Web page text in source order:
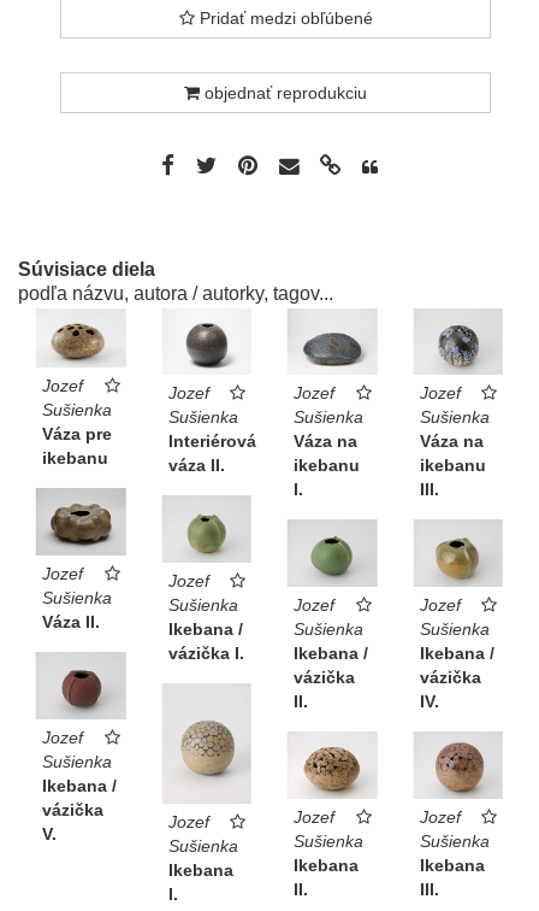
Pridať medzi obľúbené
objednať reprodukciu
Súvisiace diela
podľa názvu, autora / autorky, tagov...
Jozef
Sušienka
Váza pre
ikebanu
Jozef
Sušienka
Interiérová
váza II.
Jozef
Sušienka
Váza na
ikebanu
I.
Jozef
Sušienka
Váza na
ikebanu
III.
Jozef
Sušienka
Váza II.
Jozef
Sušienka
Ikebana /
vázička I.
Jozef
Sušienka
Ikebana /
vázička
II.
Jozef
Sušienka
Ikebana /
vázička
IV.
Jozef
Sušienka
Ikebana /
vázička
V.
Jozef
Sušienka
Ikebana
I.
Jozef
Sušienka
Ikebana
II.
Jozef
Sušienka
Ikebana
III.